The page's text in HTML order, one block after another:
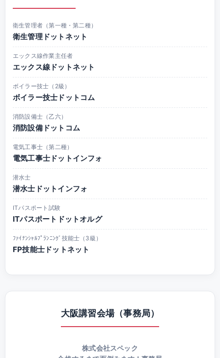
衛生管理者（第一種・第二種）
衛生管理ドットネット
エックス線作業主任者
エックス線ドットネット
ボイラー技士（2級）
ボイラー技士ドットコム
消防設備士（乙六）
消防設備ドットコム
電気工事士（第二種）
電気工事士ドットインフォ
潜水士
潜水士ドットインフォ
ITパスポート試験
ITパスポートドットオルグ
ﾌｧｲﾅﾝｼｬﾙﾌﾟﾗﾝﾆﾝｸﾞ技能士（3級）
FP技能士ドットネット
大阪講習会場（事務局）
株式会社スペック